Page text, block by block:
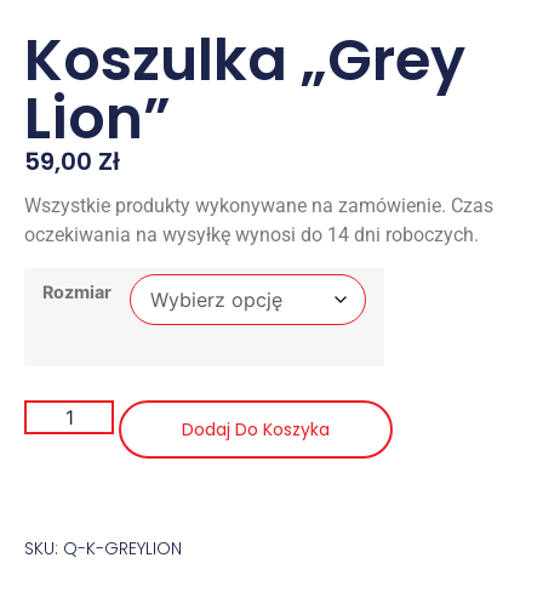
Koszulka „Grey
Lion”
59,00 Zł
Wszystkie produkty wykonywane na zamówienie. Czas
oczekiwania na wysyłkę wynosi do 14 dni roboczych.
Rozmiar
Dodaj Do Koszyka
SKU: Q-K-GREYLION